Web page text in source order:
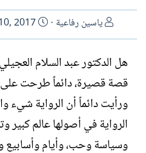
ا
ل
ا
ت
ياسين رفاعية
ت
ا
ي
خ
ل
إ
2017
هل الدكتور عبد السلام
قصة قصيرة، دائماً طرحت
ورأيت دائماً أن الرواية شيء
الرواية في أصولها عالم كبير
وسياسة وحب، وأيام